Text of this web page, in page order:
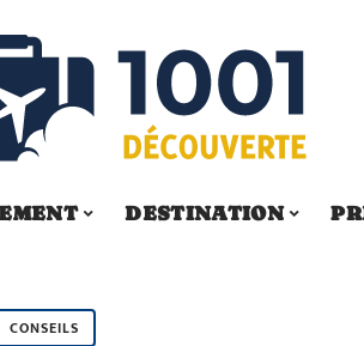
DESTINATION
CONSEILS